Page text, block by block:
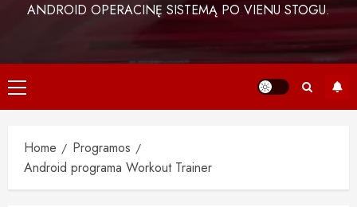
ANDROID OPERACINĘ SISTEMĄ PO VIENU STOGU.
Primary
Menu
Home
Programos
Android programa Workout Trainer